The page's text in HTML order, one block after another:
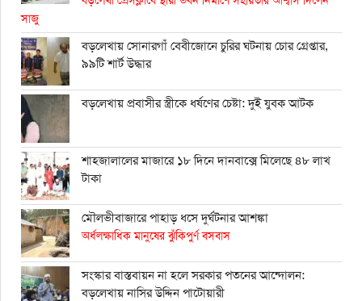
সাজু
বড়লেখায় সোনারগাঁ বেবীজোনে চুরির ঘটনায় চোর গ্রেপ্তার,
৯৯টি শার্ট উদ্ধার
বড়লেখায় প্রবাসীর স্ত্রীকে ধর্ষণের চেষ্টা: দুই যুবক আটক
শাহ্জালালের মাজারে ১৮ দিনে দানবাক্সে মিলেছে ৪৮ লাখ
টাকা
মৌলভীবাজারে পাহাড় ধসে দুর্ঘটনার আশঙ্কা
অর্ধলক্ষাধিক মানুষের ঝুঁকিপুর্ণ বসবাস
সংস্কার বাস্তবায়ন না হলে সরকার পতনের আন্দোলন:
বড়লেখায় নাসির উদ্দিন পাটোয়ারী